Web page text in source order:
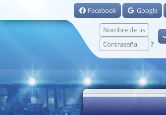
Facebook Google
?